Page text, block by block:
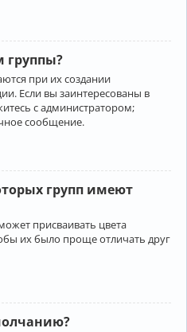
группы?
при их создании
Если вы заинтересованы в
с администратором;
сообщение.
групп имеют
присваивать цвета
их было проще отличать друг